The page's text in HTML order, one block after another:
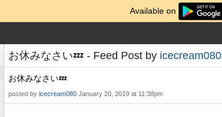
Available on
お休みなさい💤 - Feed Post by icecream080
お休みなさい💤
posted by icecream080 January 20, 2019 at 11:38pm